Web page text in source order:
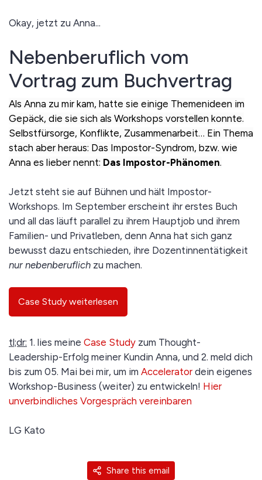
Okay, jetzt zu Anna...
Nebenberuflich vom
Vortrag zum Buchvertrag
Als Anna zu mir kam, hatte sie einige Themenideen im
Gepäck, die sie sich als Workshops vorstellen konnte.
Selbstfürsorge, Konflikte, Zusammenarbeit… Ein Thema
stach aber heraus: Das Impostor-Syndrom, bzw. wie
Anna es lieber nennt: Das Impostor-Phänomen.
Jetzt steht sie auf Bühnen und hält Impostor-
Workshops. Im September erscheint ihr erstes Buch
und all das läuft parallel zu ihrem Hauptjob und ihrem
Familien- und Privatleben, denn Anna hat sich ganz
bewusst dazu entschieden, ihre Dozentinnentätigkeit
nur nebenberuflich zu machen.
Case Study weiterlesen
tl;dr: 1. lies meine Case Study zum Thought-
Leadership-Erfolg meiner Kundin Anna, und 2. meld dich
bis zum 05. Mai bei mir, um im Accelerator dein eigenes
Workshop-Business (weiter) zu entwickeln! Hier
unverbindliches Vorgespräch vereinbaren
LG Kato
Share this email